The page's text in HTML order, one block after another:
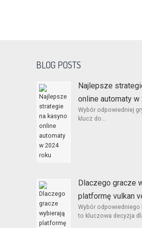
BLOG POSTS
Najlepsze
online automaty w
Wybór odpowiedniej
klucz do...
Dlaczego gracze
platformę vulkan
Wybór odpowiedniego
to kluczowa decyzja